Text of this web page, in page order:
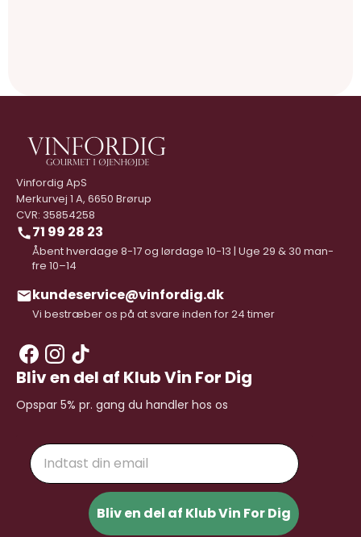
Vinfordig ApS
Merkurvej 1 A, 6650 Brørup
CVR: 35854258
71 99 28 23
Åbent hverdage 8-17 og lørdage 10-13 | Uge 29 & 30 man-
fre 10–14
kundeservice@vinfordig.dk
Vi bestræber os på at svare inden for 24 timer
Bliv en del af Klub Vin For Dig
Opspar 5% pr. gang du handler hos os
Email
Bliv en del af Klub Vin For Dig